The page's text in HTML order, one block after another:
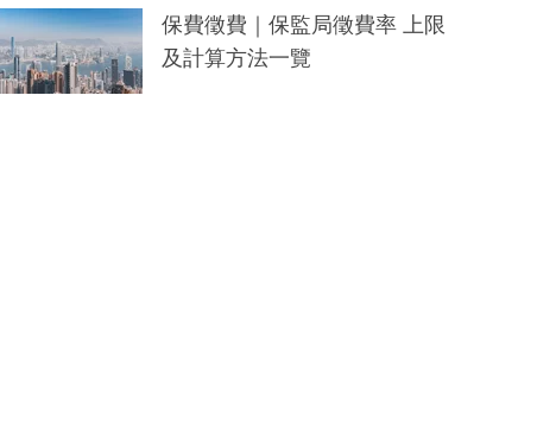
保費徵費｜保監局徵費率 上限
及計算方法一覽